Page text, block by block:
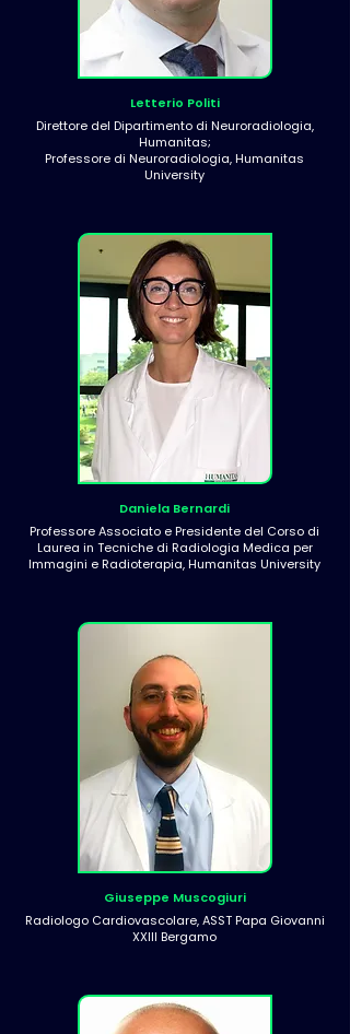
Letterio Politi
Direttore del Dipartimento di Neuroradiologia,
Humanitas;
Professore di Neuroradiologia, Humanitas
University
Daniela Bernardi
Professore Associato e Presidente del Corso di
Laurea in Tecniche di Radiologia Medica per
Immagini e Radioterapia, Humanitas University
Giuseppe Muscogiuri
Radiologo Cardiovascolare, ASST Papa Giovanni
XXIII Bergamo